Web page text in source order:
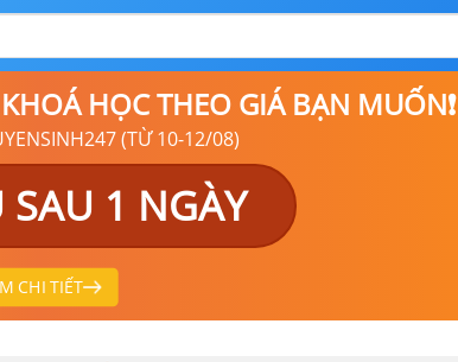
HỌC THEO GIÁ BẠN MUỐN❗
(TỪ 10-12/08)
1 NGÀY
CHI TIẾT